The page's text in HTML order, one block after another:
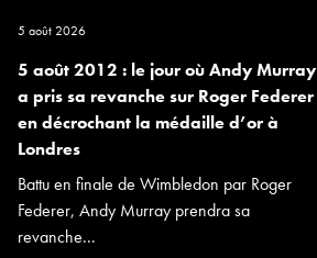
5 août 2026
5 août 2012 : le jour où Andy Murray
a pris sa revanche sur Roger Federer
en décrochant la médaille d’or à
Londres
Battu en finale de Wimbledon par Roger
Federer, Andy Murray prendra sa
revanche...